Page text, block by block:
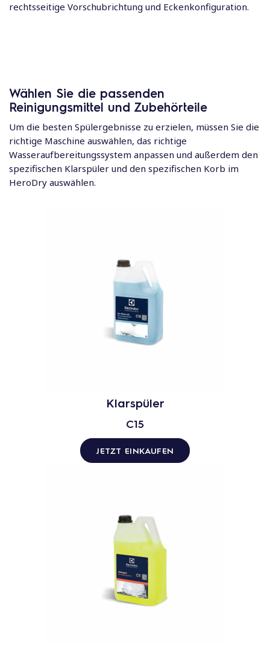
rechtsseitige Vorschubrichtung und Eckenkonfiguration.
Wählen Sie die passenden
Reinigungsmittel und Zubehörteile
Um die besten Spülergebnisse zu erzielen, müssen Sie die
richtige Maschine auswählen, das richtige
Wasseraufbereitungssystem anpassen und außerdem den
spezifischen Klarspüler und den spezifischen Korb im
HeroDry auswählen.
Klarspüler
C15
JETZT EINKAUFEN